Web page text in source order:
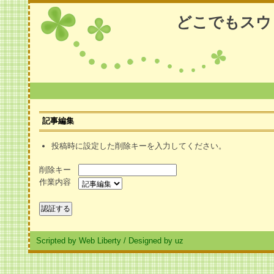
どこでもス
記事編集
投稿時に設定した削除キーを入力してください。
削除キー
作業内容
Scripted by Web Liberty / Designed by uz